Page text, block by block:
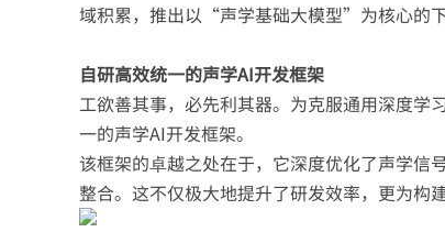
域积累，推出以“声学基础大模型”为核心的
自研高效统一的声学AI开发框架
工欲善其事，必先利其器。为克服通用深度
一的声学AI开发框架。
该框架的卓越之处在于，它深度优化了声学信
整合。这不仅极大地提升了研发效率，更为构